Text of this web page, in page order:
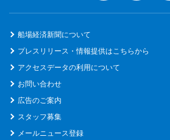
船場経済新聞について
プレスリリース・情報提供はこちらから
アクセスデータの利用について
お問い合わせ
広告のご案内
スタッフ募集
メールニュース登録